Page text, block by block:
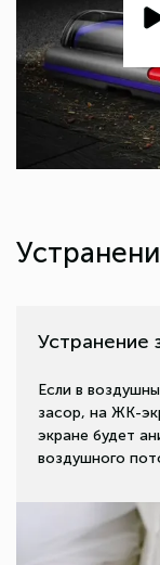
Устранение
Если в
засор, на ЖК-
экране будет
воздушного